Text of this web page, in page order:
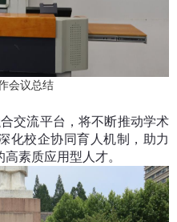
会议总结
交流平台，将不断推动学术
化校企协同育人机制，助力
素质应用型人才。